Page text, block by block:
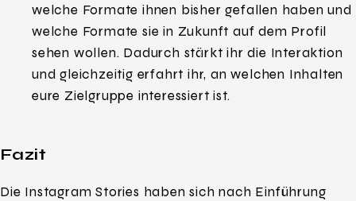
welche Formate ihnen bisher gefallen haben und
welche Formate sie in Zukunft auf dem Profil
sehen wollen. Dadurch stärkt ihr die Interaktion
und gleichzeitig erfahrt ihr, an welchen Inhalten
eure Zielgruppe interessiert ist.
Fazit
Die Instagram Stories haben sich nach Einführung